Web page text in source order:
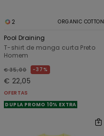
2 ORGANIC COTTON
Pool Draining
T-shirt de manga curta Preto
Homem
€ 35,00 37%
€ 22,05
OFERTAS
DUPLA PROMO 10% EXTRA